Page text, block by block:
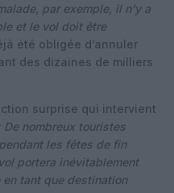
par exemple, il n’y a
et le vol doit être
été obligée d’annuler
des dizaines de milliers
surprise qui intervient
De nombreux touristes
les fêtes de fin
portera inévitablement
en tant que destination